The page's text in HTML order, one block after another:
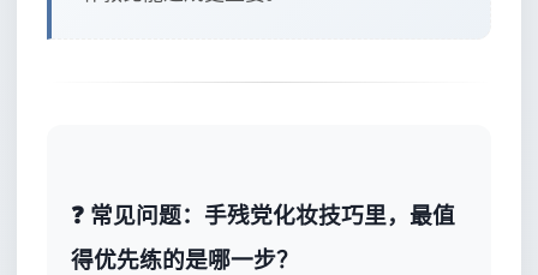
❓ 常见问题：手残党化妆技巧里，最值
得优先练的是哪一步？